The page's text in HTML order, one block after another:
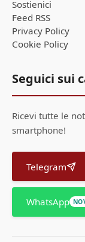
Sostienici
Feed RSS
Privacy Policy
Cookie Policy
Seguici sui
Ricevi tutte le
smartphone!
Telegram
WhatsApp